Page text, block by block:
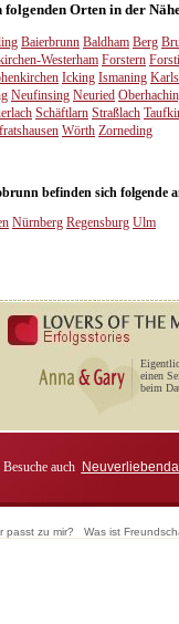
folgenden Orten in der
Baierbrunn Baldham Berg
Westerham Forstern
Icking Ismaning
Neufinsing Neuried
Schäftlarn Straßlach
Wörth Zorneding
befinden sich folgende
Nürnberg Regensburg Ulm
einen
beim
Besuche auch
passt zu mir? Was ist